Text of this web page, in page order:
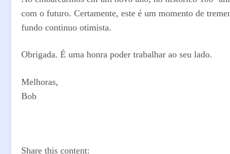
com o futuro. Certamente, este é um momento de
fundo continuo otimista.
Obrigada. É uma honra poder trabalhar ao seu lado.
Melhoras,
Bob
Share this content: